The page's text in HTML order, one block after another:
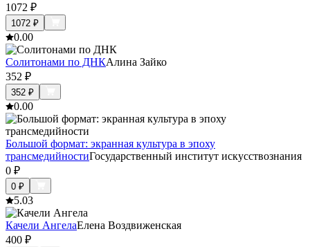
1072 ₽
1072 ₽
0.00
Солитонами по ДНКАлина Зайко
352 ₽
352 ₽
0.00
Большой формат: экранная культура в эпоху
трансмедийностиГосударственный институт искусствознания
0 ₽
0 ₽
5.03
Качели АнгелаЕлена Воздвиженская
400 ₽